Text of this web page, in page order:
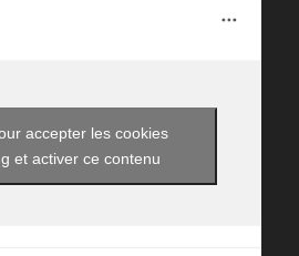
accepter les cookies
et activer ce contenu